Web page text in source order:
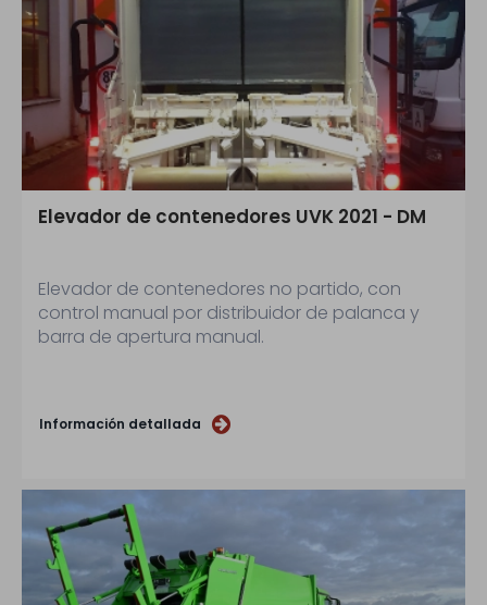
Elevador de contenedores UVK 2021 - DM
Elevador de contenedores no partido, con
control manual por distribuidor de palanca y
barra de apertura manual.
Información detallada